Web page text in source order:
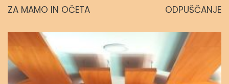
ZA MAMO IN OČETA ODPUŠČANJE